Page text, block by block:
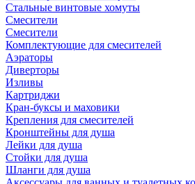
Стальные винтовые хомуты
Смесители
Смесители
Комплектующие для смесителей
Аэраторы
Диверторы
Изливы
Картриджи
Кран-буксы и маховики
Крепления для смесителей
Кронштейны для душа
Лейки для душа
Стойки для душа
Шланги для душа